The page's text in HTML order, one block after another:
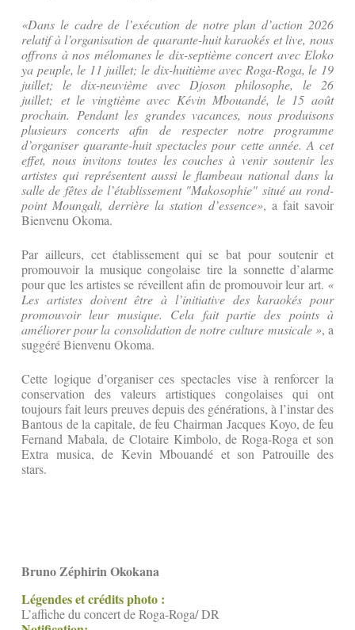
«Dans le cadre de l’exécution de notreplan d’action 2026
relatif à l’organisation de quarante-huit karaokés et live, nous
offrons à nos mélomanes le dix-septièmeconcert avec Eloko
ya peuple, le 11 juillet; le dix-huitièmeavec Roga-Roga, le 19
juillet; le dix-neuvième avec Djoson philosophe, le 26
juillet; et le vingtième avec Kévin Mbouandé, le 15 août
prochain. Pendant les grandes vacances, nous produisons
plusieurs concerts afin de respecter notre programme
d’organiser quarante-huit spectacles pour cette année. A cet
effet, nous invitons toutes les couches à venir soutenir les
artistes qui représentent aussi le flambeau national dans la
salle de fêtes de l’établissement "Makosophie" situé au rond-
point Moungali, derrière la station d’essence», a fait savoir
Bienvenu Okoma.
Par ailleurs, cet établissement qui se bat pour soutenir et
promouvoir la musique congolaise tire la sonnette d’alarme
pour que les artistes se réveillent afin de promouvoir leur art. «
Les artistes doivent être à l’initiative des karaokés pour
promouvoir leur musique. Cela fait partie des points à
améliorer pour la consolidation de notre culture musicale », a
suggéré Bienvenu Okoma.
Cette logique d’organiser ces spectacles vise à renforcer la
conservation des valeurs artistiques congolaises qui ont
toujours fait leurs preuves depuis des générations, à l’instar des
Bantous de la capitale, de feu Chairman Jacques Koyo, de feu
Fernand Mabala, de Clotaire Kimbolo, de Roga-Roga et son
Extra musica, de Kevin Mbouandé et son Patrouille des
stars.
Bruno Zéphirin Okokana
Légendes et crédits photo :
L’affiche du concert de Roga-Roga/ DR